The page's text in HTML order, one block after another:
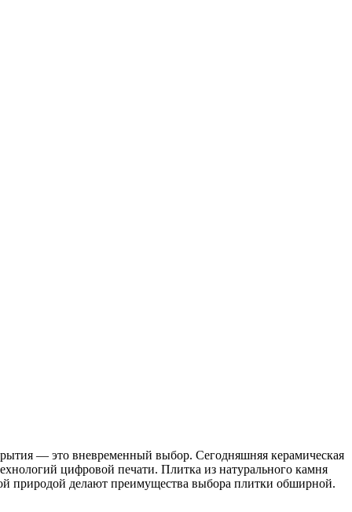
— это вневременный выбор. Сегодняшняя керамическая
цифровой печати. Плитка из натурального камня
природой делают преимущества выбора плитки обширной.